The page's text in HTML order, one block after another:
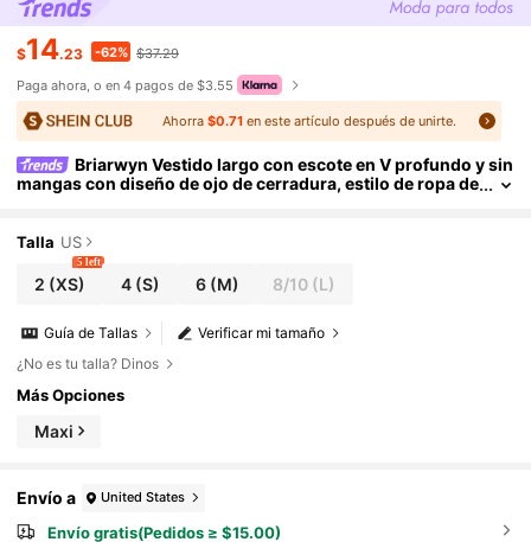
$14.23 -62% $37.29
Paga ahora, o en 4 pagos de $3.55
Ahorra $0.71en este artículo después de unirte.
Briarwyn Vestido largo con escote en V profundo y sin
mangas con diseño de ojo de cerradura, estilo de ropa de
Talla US
2 (XS)
5 left
4(S) 6(M) 8/10 (L)
Verificar mi tamaño
Guía de Tallas
¿No es tu talla? Dinos
Más Opciones
Maxi
Envío a United States
Envío gratis(Pedidos ≥ $15.00)